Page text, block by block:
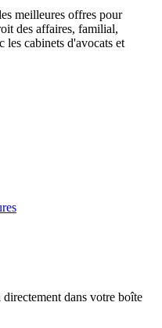
meilleures offres pour
des affaires, familial,
les cabinets d'avocats et
dans votre boîte